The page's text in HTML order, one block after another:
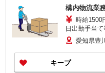
構内物流業
時給1500
日出勤手当て等が
給 愛知県豊
キープ